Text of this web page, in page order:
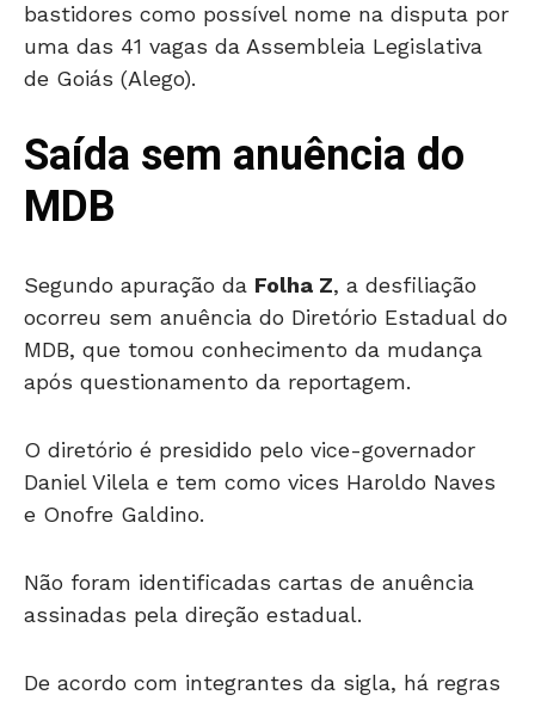
bastidores como possível nome na disputa por
uma das 41 vagas da Assembleia Legislativa
de Goiás (Alego).
Saída sem anuência do
MDB
Segundo apuração da Folha Z, a desfiliação
ocorreu sem anuência do Diretório Estadual do
MDB, que tomou conhecimento da mudança
após questionamento da reportagem.
O diretório é presidido pelo vice-governador
Daniel Vilela e tem como vices Haroldo Naves
e Onofre Galdino.
Não foram identificadas cartas de anuência
assinadas pela direção estadual.
De acordo com integrantes da sigla, há regras